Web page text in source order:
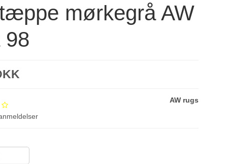
mørkegrå AW
98
AW rugs